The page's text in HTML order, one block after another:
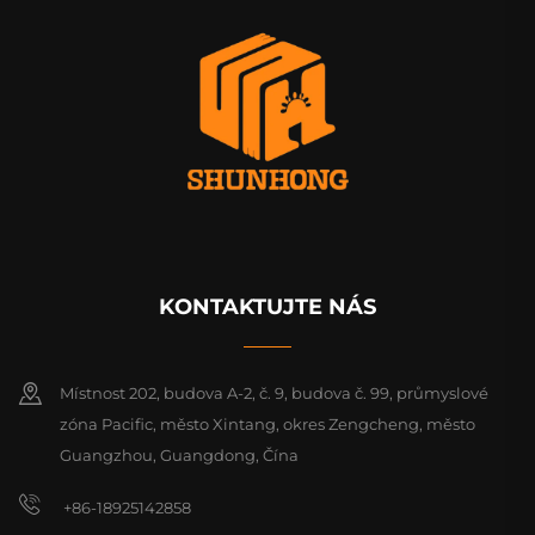
KONTAKTUJTE NÁS
Místnost 202, budova A-2, č. 9, budova č. 99, průmyslové
zóna Pacific, město Xintang, okres Zengcheng, město
Guangzhou, Guangdong, Čína
+86-18925142858